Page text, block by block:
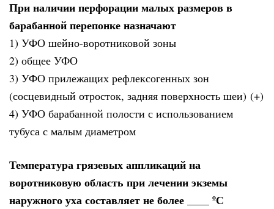
При наличии перфорации малых размеров в
барабанной перепонке назначают
1) УФО шейно-воротниковой зоны
2) общее УФО
3) УФО прилежащих рефлексогенных зон
(сосцевидный отросток, задняя поверхность шеи) (+)
4) УФО барабанной полости с использованием
тубуса с малым диаметром
Температура грязевых аппликаций на
воротниковую область при лечении экземы
наружного уха составляет не более ____ ºС